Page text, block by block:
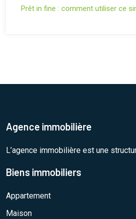
Prêt in fine : comment utiliser ce
Agence immobilière
L’agence immobilière est une
Biens immobiliers
Appartement
Maison